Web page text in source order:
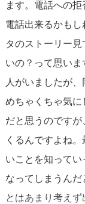
ます。電話への
電話出来るかも
タのストーリー
いの？って思い
人がいましたが
めちゃくちゃ気に
だと思うのです
くるんですよね
いことを知って
なってしまうん
とはあまり考え